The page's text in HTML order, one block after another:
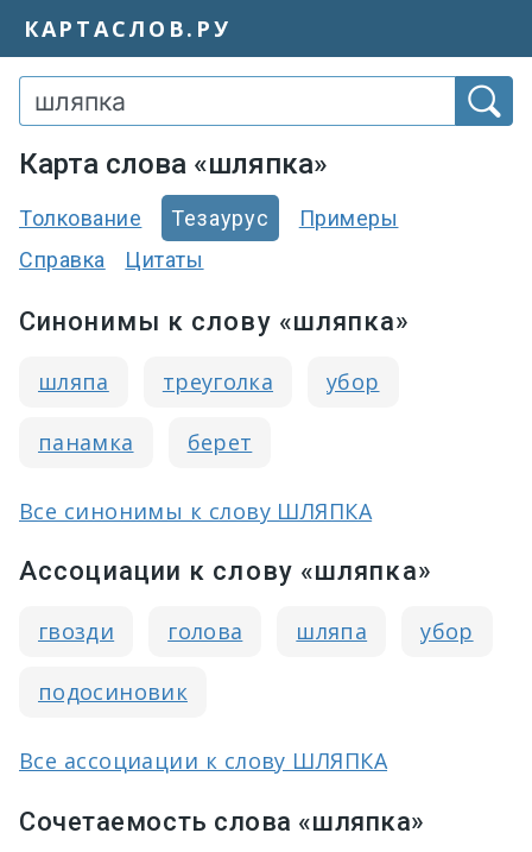
КАРТАСЛОВ.РУ
Карта слова «шляпка»
Толкование Тезаурус
Примеры
Справка
Цитаты
Синонимы к слову «шляпка»
шляпа треуголка убор
панамка берет
Все синонимы к слову ШЛЯПКА
Ассоциации к слову «шляпка»
гвозди голова шляпа убор
подосиновик
Все ассоциации к слову ШЛЯПКА
Сочетаемость слова «шляпка»